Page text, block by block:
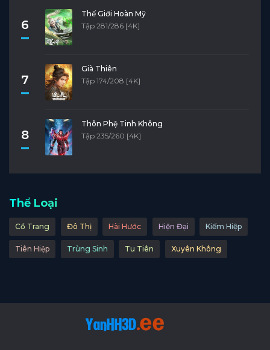
6
Thế Giới Hoàn Mỹ
Tập 281/286 [4K]
7
Già Thiên
Tập 174/208 [4K]
8
Thôn Phệ Tinh Không
Tập 235/260 [4K]
Thể Loại
Cổ Trang Đô Thị Hài Hước Hiện Đại Kiếm Hiệp
Tiên Hiệp Trùng Sinh Tu Tiên Xuyên Không